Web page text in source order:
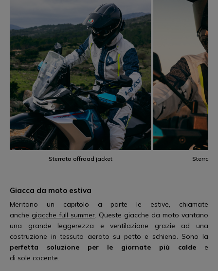
Sterrato offroad jacket Sterrato
Giacca da moto estiva
Meritano un capitolo a parte le estive, chiamate
anche giacche full summer. Queste giacche da moto vantano
una grande leggerezza e ventilazione grazie ad una
costruzione in tessuto aerato su petto e schiena. Sono la
perfetta soluzione
per le giornate più calde e
di sole cocente.